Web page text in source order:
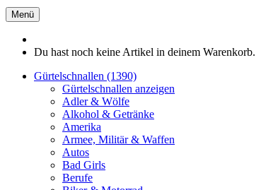
Menü
Du hast noch keine Artikel in deinem Warenkorb.
Gürtelschnallen (1390)
Gürtelschnallen anzeigen
Adler & Wölfe
Alkohol & Getränke
Amerika
Armee, Militär & Waffen
Autos
Bad Girls
Berufe